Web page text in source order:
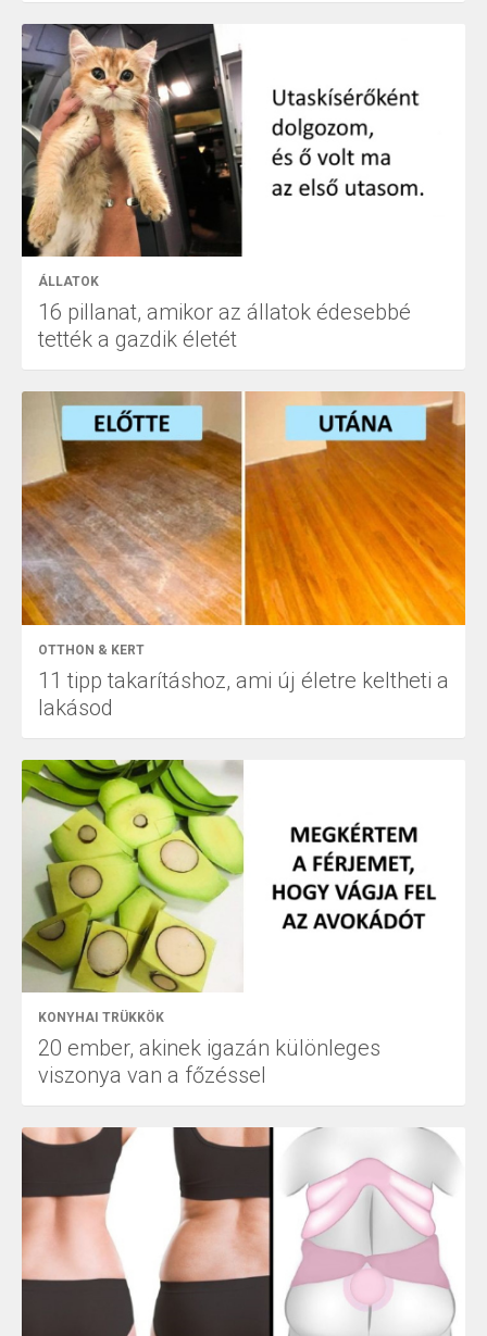
ÁLLATOK
16 pillanat, amikor az állatok édesebbé
tették a gazdik életét
OTTHON & KERT
11 tipp takarításhoz, ami új életre keltheti a
lakásod
KONYHAI TRÜKKÖK
20 ember, akinek igazán különleges
viszonya van a főzéssel